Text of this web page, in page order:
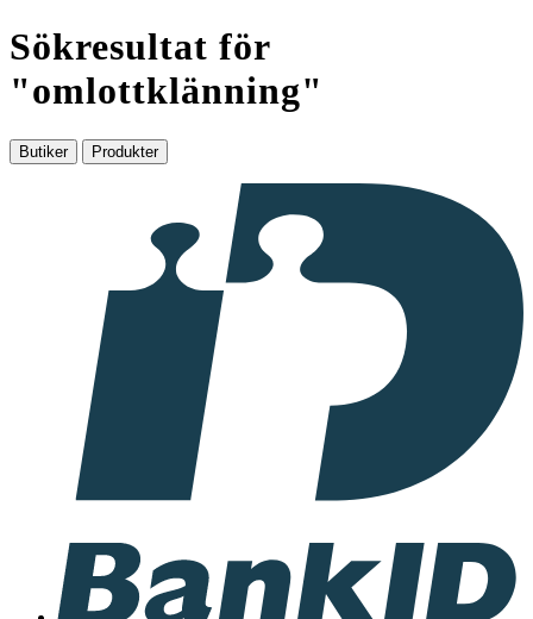
Sökresultat för
"omlottklänning"
Butiker Produkter